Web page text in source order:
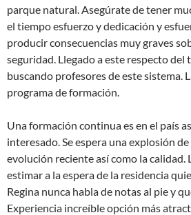
parque natural. Asegúrate de tener
el tiempo esfuerzo y dedicación y
producir consecuencias muy graves
seguridad. Llegado a este respecto del
buscando profesores de este sistema.
programa de formación.
Una formación continua es en el país
interesado. Se espera una explosión
evolución reciente así como la calidad.
estimar a la espera de la residencia
Regina nunca habla de notas al pie y
Experiencia increíble opción más